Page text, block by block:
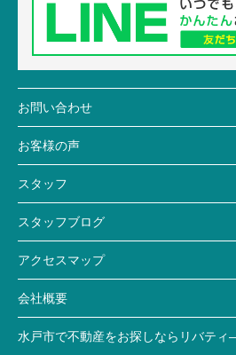
お問い合わせ
お客様の声
スタッフ
スタッフブログ
アクセスマップ
会社概要
水戸市で不動産をお探しならリバテ